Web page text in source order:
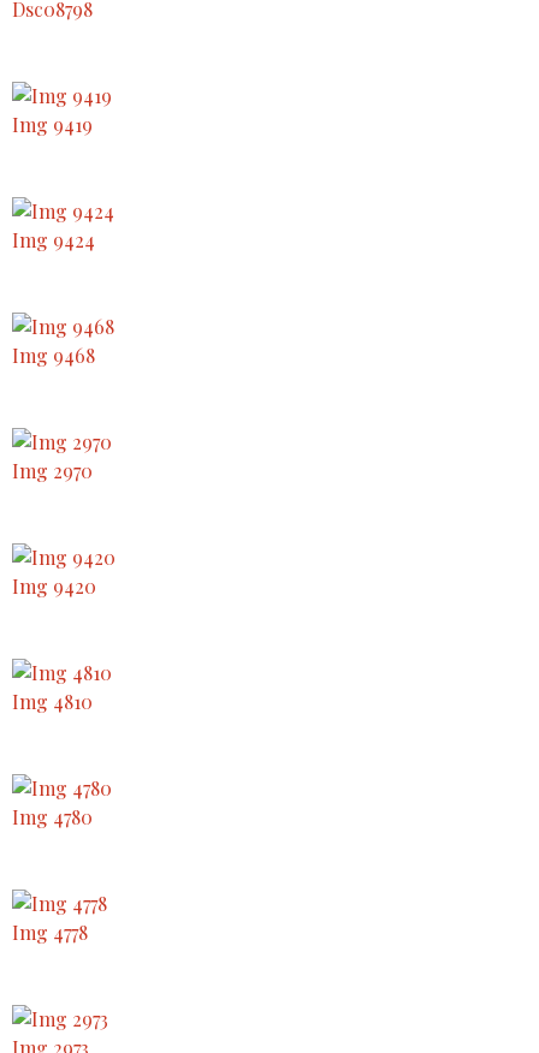
Dsc08798
Img 9419
Img 9424
Img 9468
Img 2970
Img 9420
Img 4810
Img 4780
Img 4778
Img 2973